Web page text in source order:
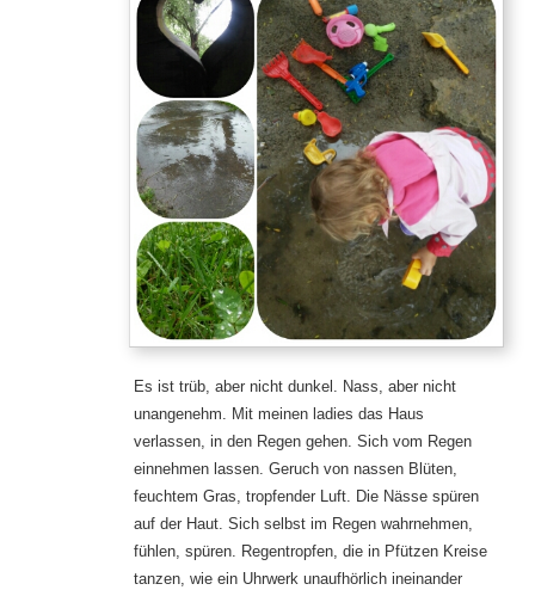
Es ist trüb, aber nicht dunkel. Nass, aber nicht
unangenehm. Mit meinen ladies das Haus
verlassen, in den Regen gehen. Sich vom Regen
einnehmen lassen. Geruch von nassen Blüten,
feuchtem Gras, tropfender Luft. Die Nässe spüren
auf der Haut. Sich selbst im Regen wahrnehmen,
fühlen, spüren. Regentropfen, die in Pfützen Kreise
tanzen, wie ein Uhrwerk unaufhörlich ineinander